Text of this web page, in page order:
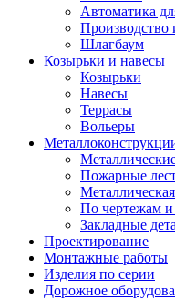
Автоматика
Производство
Шлагбаум
Козырьки и навесы
Козырьки
Навесы
Террасы
Вольеры
Пожарные
По чертежам и
Закладные
Проектирование
Монтажные работы
Изделия по серии
Дорожное